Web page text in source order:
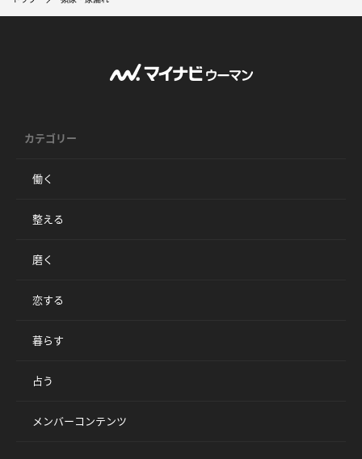
カテゴリー
働く
整える
磨く
恋する
暮らす
占う
メンバーコンテンツ